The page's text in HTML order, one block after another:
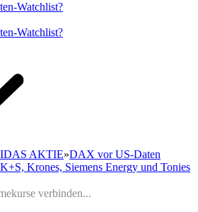
Watchlist?
Watchlist?
AKTIE»DAX vor US-Daten
Krones, Siemens Energy und Tonies
verbinden...